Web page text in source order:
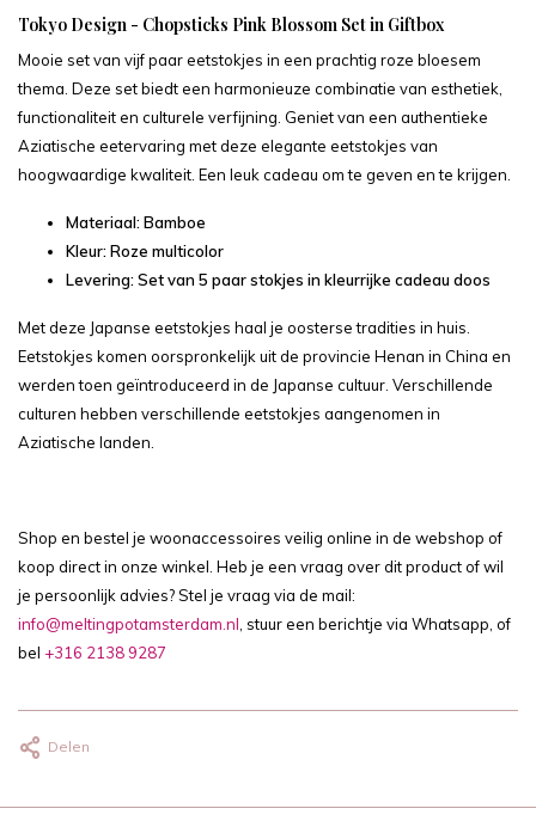
Tokyo Design - Chopsticks Pink Blossom Set in Giftbox
Mooie set van vijf paar eetstokjes in een prachtig roze bloesem
thema. Deze set biedt een harmonieuze combinatie van esthetiek,
functionaliteit en culturele verfijning. Geniet van een authentieke
Aziatische eetervaring met deze elegante eetstokjes van
hoogwaardige kwaliteit. Een leuk cadeau om te geven en te krijgen.
Materiaal: Bamboe
Kleur: Roze multicolor
Levering: Set van 5 paar stokjes in kleurrijke cadeau doos
Met deze Japanse eetstokjes haal je oosterse tradities in huis.
Eetstokjes komen oorspronkelijk uit de provincie Henan in China en
werden toen geïntroduceerd in de Japanse cultuur. Verschillende
culturen hebben verschillende eetstokjes aangenomen in
Aziatische landen.
Shop en bestel je woonaccessoires veilig online in de webshop of
koop direct in onze winkel. Heb je een vraag over dit product of wil
je persoonlijk advies? Stel je vraag via de mail:
info@meltingpotamsterdam.nl, stuur een berichtje via Whatsapp, of
bel +316 2138 9287
Delen